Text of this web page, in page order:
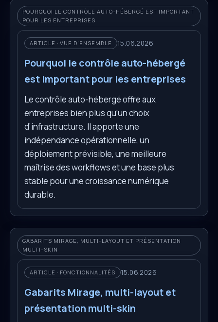
POURQUOI LE CONTRÔLE AUTO-HÉBERGÉ EST IMPORTANT
POUR LES ENTREPRISES
ARTICLE · VUE D’ENSEMBLE 15.06.2026
Pourquoi le contrôle auto-hébergé
est important pour les entreprises
Le contrôle auto-hébergé offre aux
entreprises bien plus qu’un choix
d’infrastructure. Il apporte une
indépendance opérationnelle, un
déploiement prévisible, une meilleure
maîtrise des workflows et une base plus
stable pour une croissance numérique
durable.
GABARITS MIRAGE, MULTI-LAYOUT ET PRÉSENTATION
MULTI-SKIN
ARTICLE · FONCTIONNALITÉS 15.06.2026
Gabarits Mirage, multi-layout et
présentation multi-skin